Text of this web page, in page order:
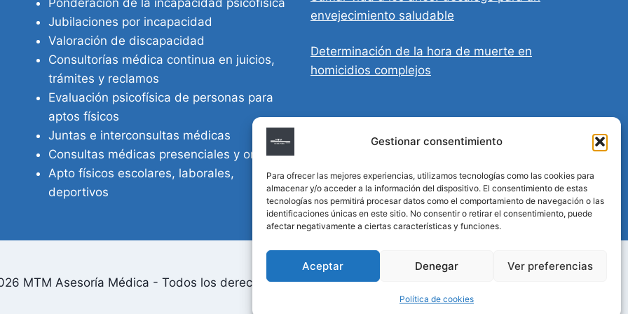
Gestionar consentimiento
Para ofrecer las mejores experiencias, utilizamos tecnologías como las cookies para
almacenar y/o acceder a la información del dispositivo. El consentimiento de estas
tecnologías nos permitirá procesar datos como el comportamiento de navegación o las
identificaciones únicas en este sitio. No consentir o retirar el consentimiento, puede
afectar negativamente a ciertas características y funciones.
Aceptar Denegar Ver preferencias
Política de cookies
Jubilaciones por incapacidad
Valoración de discapacidad
Consultorías médica continua en juicios,
trámites y reclamos
Evaluación psicofísica de personas para
aptos físicos
Juntas e interconsultas médicas
Consultas médicas presenciales y online
Apto físicos escolares, laborales,
deportivos
envejecimiento saludable
Determinación de la hora de muerte en
homicidios complejos
MTM Asesoría Médica - Todos los derechos reservados